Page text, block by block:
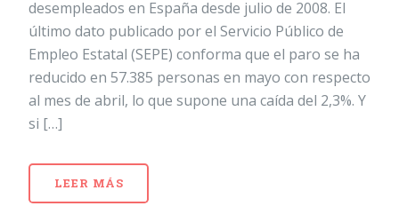
desempleados en España desde julio de 2008. El
último dato publicado por el Servicio Público de
Empleo Estatal (SEPE) conforma que el paro se ha
reducido en 57.385 personas en mayo con respecto
al mes de abril, lo que supone una caída del 2,3%. Y
si […]
LEER MÁS